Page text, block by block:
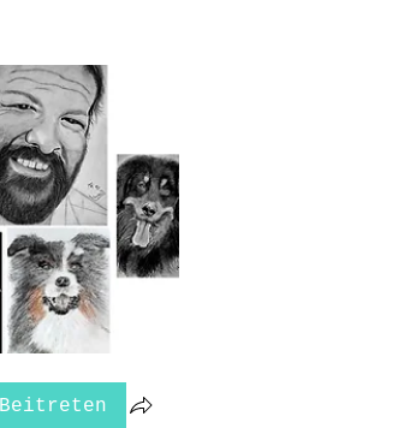
Beitreten